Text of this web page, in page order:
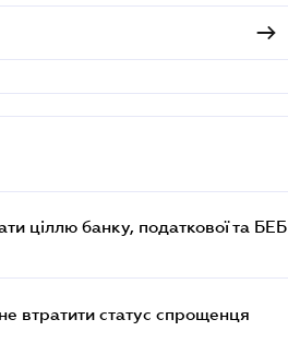
ціллю банку, податкової та БЕБ
втратити статус спрощенця